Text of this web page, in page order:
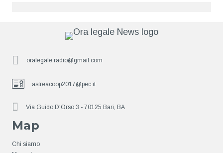
oralegale.radio@gmail.com
astreacoop2017@pec.it
Via Guido D'Orso 3 - 70125 Bari, BA
Map
Chi siamo